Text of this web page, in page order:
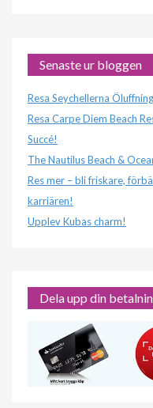
Senaste ur bloggen
Resa Seychellerna
Resa Carpe Diem Beach
Succé!
The Nautilus Beach &
Res mer – bli friskare,
karriären!
Upplev Kubas charm!
Dela upp din